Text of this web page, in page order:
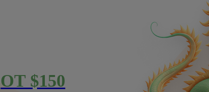
ОТ $150